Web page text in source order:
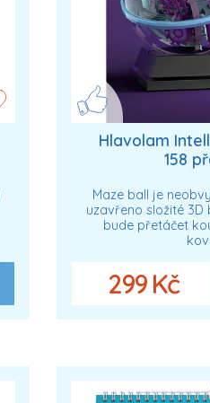
Hlavolam
158
Maze ball je
uzavřeno složité 3D
bude přetáčet
299 Kč